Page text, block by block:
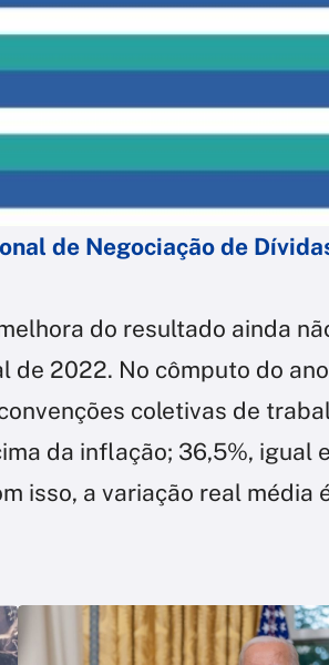
de Negociação de
do resultado ainda
de 2022. No cômputo do
coletivas de
da inflação; 36,5%, igual
isso, a variação real média